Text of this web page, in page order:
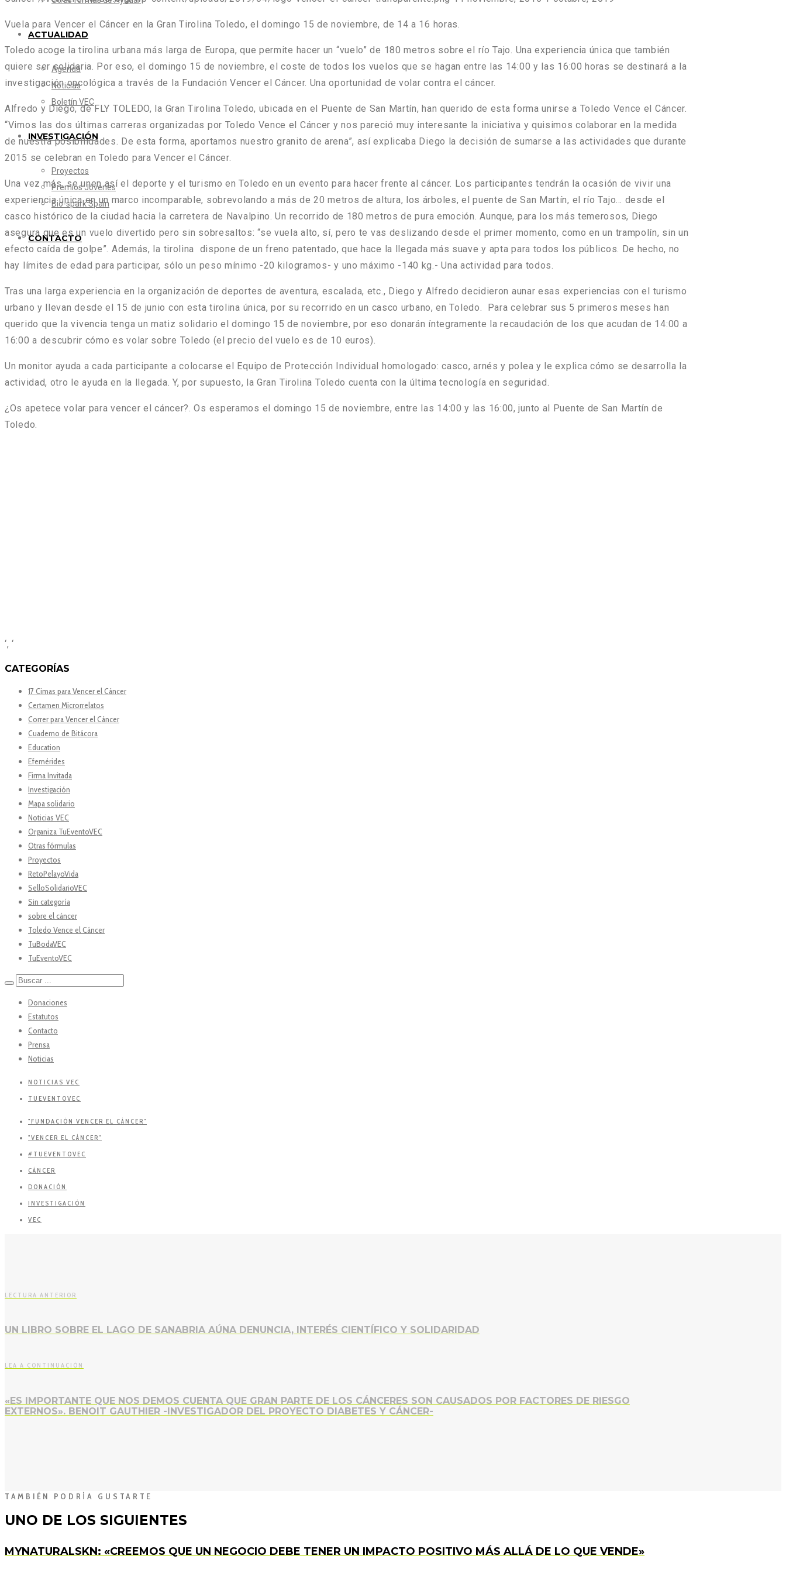
ACTUALIDAD
Agenda
Noticias
Boletín VEC
INVESTIGACIÓN
Proyectos
Premios Jóvenes
Bio-spark Spain
CONTACTO
Vuela para Vencer el Cáncer en la Gran Tirolina Toledo, el domingo 15 de noviembre, de 14 a 16 horas.
Toledo acoge la tirolina urbana más larga de Europa, que permite hacer un “vuelo” de 180 metros sobre el río Tajo. Una experiencia única que también
quiere ser solidaria. Por eso, el domingo 15 de noviembre, el coste de todos los vuelos que se hagan entre las 14:00 y las 16:00 horas se destinará a la
investigación oncológica a través de la Fundación Vencer el Cáncer. Una oportunidad de volar contra el cáncer.
Alfredo y Diego, deFLY TOLEDO, la Gran Tirolina Toledo, ubicada en el Puente de San Martín, han querido de esta forma unirse a Toledo Vence el Cáncer.
“Vimos las dos últimas carreras organizadas por Toledo Vence el Cáncer y nos pareció muy interesante la iniciativa y quisimos colaborar en la medida
de nuestra posibilidades. De esta forma, aportamos nuestro granito de arena”, así explicaba Diego la decisión de sumarse a las actividades que durante
2015 se celebran en Toledo para Vencer el Cáncer.
Una vez más, se unen así el deporte y el turismo en Toledo en un evento para hacer frente al cáncer. Los participantes tendrán la ocasión de vivir una
experiencia única en un marco incomparable, sobrevolando a más de 20 metros de altura, los árboles, el puente de San Martín, el río Tajo… desde el
casco histórico de la ciudad hacia la carretera de Navalpino. Un recorrido de 180 metros de pura emoción. Aunque, para los más temerosos, Diego
asegura que es un vuelo divertido pero sin sobresaltos: “se vuela alto, sí, pero te vas deslizando desde el primer momento, como en un trampolín, sin un
efecto caída de golpe”. Además, la tirolina dispone de un freno patentado, que hace la llegada más suave y apta para todos los públicos. De hecho, no
hay límites de edad para participar, sólo un peso mínimo -20 kilogramos- y uno máximo -140 kg.- Una actividad para todos.
Tras una larga experiencia en la organización de deportes de aventura, escalada, etc., Diego y Alfredo decidieron aunar esas experiencias con el turismo
urbano y llevan desde el 15 de junio con esta tirolina única, por su recorrido en un casco urbano, en Toledo. Para celebrar sus 5 primeros meses han
querido que la vivencia tenga un matiz solidario el domingo 15 de noviembre, por eso donarán íntegramente la recaudación de los que acudan de 14:00 a
16:00 a descubrir cómo es volar sobre Toledo (el precio del vuelo es de 10 euros).
Un monitor ayuda a cada participante a colocarse el Equipo de Protección Individual homologado: casco, arnés y polea y le explica cómo se desarrolla la
actividad, otro le ayuda en la llegada. Y, por supuesto, la Gran Tirolina Toledo cuenta con la última tecnología en seguridad.
¿Os apetecevolar para vencer el cáncer?. Os esperamos el domingo 15 de noviembre, entre las 14:00 y las 16:00, junto al Puente de San Martín de
Toledo.
‘, ‘
CATEGORÍAS
17 Cimas para Vencer el Cáncer
Certamen Microrrelatos
Correr para Vencer el Cáncer
Cuaderno de Bitácora
Education
Efemérides
Firma Invitada
Investigación
Mapa solidario
Noticias VEC
Organiza TuEventoVEC
Otras fórmulas
Proyectos
RetoPelayoVida
SelloSolidarioVEC
Sin categoría
sobre el cáncer
Toledo Vence el Cáncer
TuBodaVEC
TuEventoVEC
Donaciones
Estatutos
Contacto
Prensa
Noticias
NOTICIAS VEC
TUEVENTOVEC
"FUNDACIÓN VENCER EL CÁNCER"
"VENCER EL CÁNCER"
#TUEVENTOVEC
CÁNCER
DONACIÓN
INVESTIGACIÓN
VEC
LECTURA ANTERIOR
UN LIBRO SOBRE EL LAGO DE SANABRIA AÚNA DENUNCIA, INTERÉS CIENTÍFICO Y SOLIDARIDAD
LEA A CONTINUACIÓN
«ES IMPORTANTE QUE NOS DEMOS CUENTA QUE GRAN PARTE DE LOS CÁNCERES SON CAUSADOS POR FACTORES DE RIESGO
EXTERNOS». BENOIT GAUTHIER -INVESTIGADOR DEL PROYECTO DIABETES Y CÁNCER-
TAMBIÉN PODRÍA GUSTARTE
UNO DE LOS SIGUIENTES
MYNATURALSKN: «CREEMOS QUE UN NEGOCIO DEBE TENER UN IMPACTO POSITIVO MÁS ALLÁ DE LO QUE VENDE»